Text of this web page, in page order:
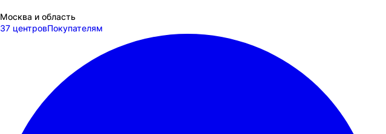
Москва и область
37 центровПокупателям